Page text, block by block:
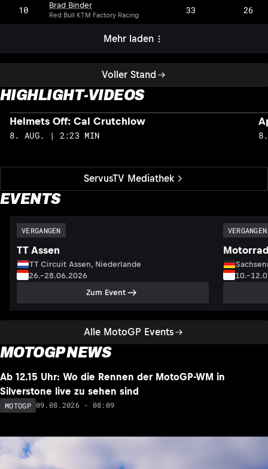
Voller Stand
10 Brad Binder
Red Bull KTM Factory Racing 33 26
Mehr laden
HIGHLIGHT-VIDEOS
ServusTV Mediathek
Helmets Off: Cal Crutchlow
8. AUG. | 2:23 MIN
EVENTS
Alle MotoGP Events
VERGANGEN
TT Assen
TT Circuit Assen, Niederlande
26.–28.06.2026
Zum Event
VERGANGEN
MOTOGP NEWS